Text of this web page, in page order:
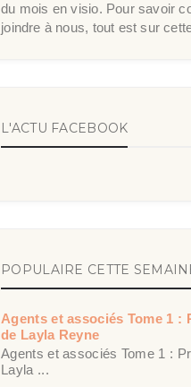
du mois en visio. Pour savoir
joindre à nous, tout est sur
L'ACTU FACEBOOK
POPULAIRE CETTE
Agents et associés Tome 1 :
de Layla Reyne
Agents et associés Tome 1 :
Layla ...